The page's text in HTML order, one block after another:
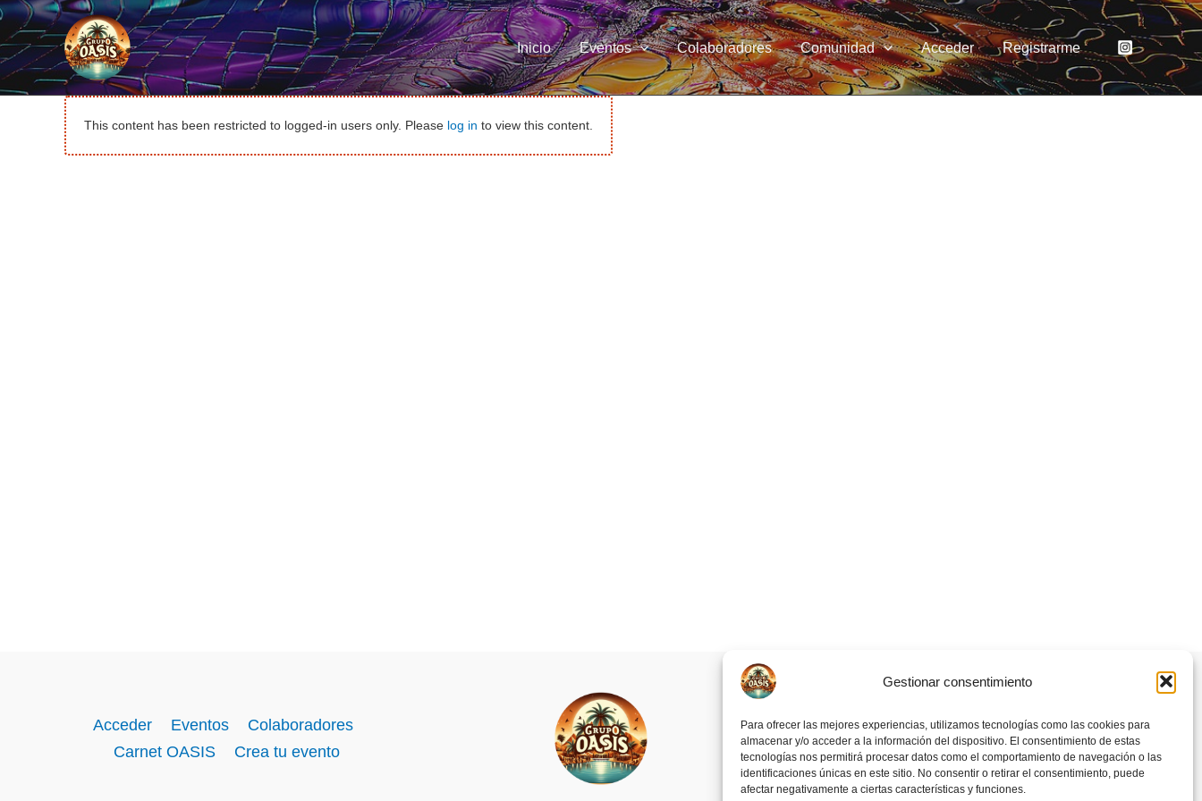
Gestionar consentimiento
Para ofrecer las mejores experiencias, utilizamos tecnologías como las cookies para
almacenar y/o acceder a la información del dispositivo. El consentimiento de estas
tecnologías nos permitirá procesar datos como el comportamiento de navegación o las
identificaciones únicas en este sitio. No consentir o retirar el consentimiento, puede
afectar negativamente a ciertas características y funciones.
Ir
al
contenido
Inicio Eventos Colaboradores Comunidad Acceder Registrarme
This content has been restricted to logged-in users only. Please log in to view this content.
Acceder Eventos
Colaboradores
Carnet OASIS
Crea tu evento
Normas de la comunidad
Política de privacidad usuarios
Política de cookies (UE)